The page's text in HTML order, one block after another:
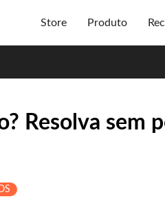
Store Produto
Resolva sem